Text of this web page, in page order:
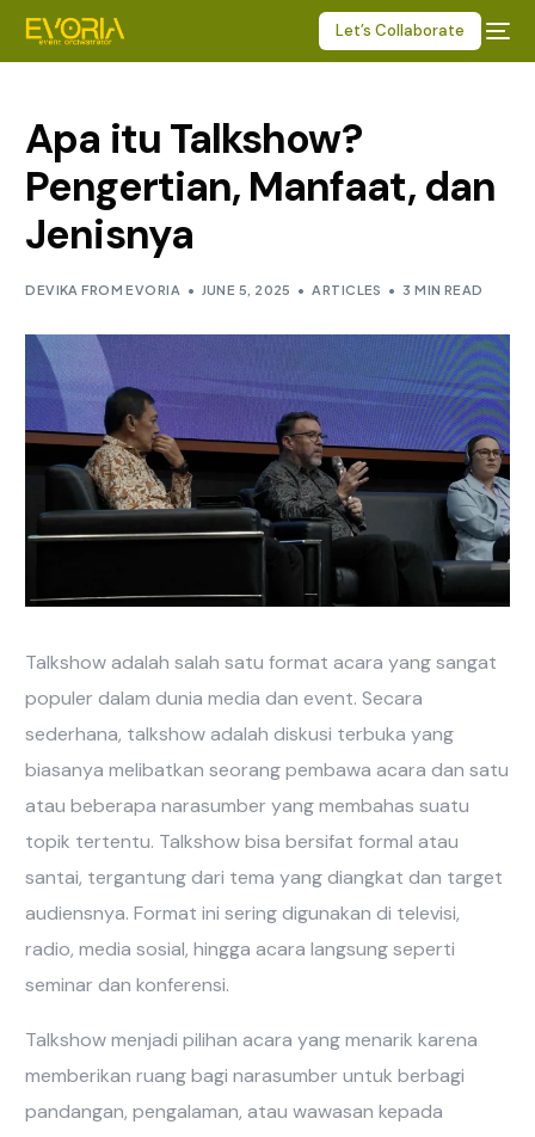
Let’s Collaborate
Apa itu Talkshow?
Pengertian, Manfaat, dan
Jenisnya
DEVIKA FROM EVORIA JUNE 5, 2025 ARTICLES 3 MIN READ
Talkshow adalah salah satu format acara yang sangat
populer dalam dunia media dan event. Secara
sederhana, talkshow adalah diskusi terbuka yang
biasanya melibatkan seorang pembawa acara dan satu
atau beberapa narasumber yang membahas suatu
topik tertentu. Talkshow bisa bersifat formal atau
santai, tergantung dari tema yang diangkat dan target
audiensnya. Format ini sering digunakan di televisi,
radio, media sosial, hingga acara langsung seperti
seminar dan konferensi.
Talkshow menjadi pilihan acara yang menarik karena
memberikan ruang bagi narasumber untuk berbagi
pandangan, pengalaman, atau wawasan kepada